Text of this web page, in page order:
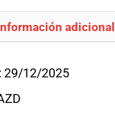
adicional
29/12/2025